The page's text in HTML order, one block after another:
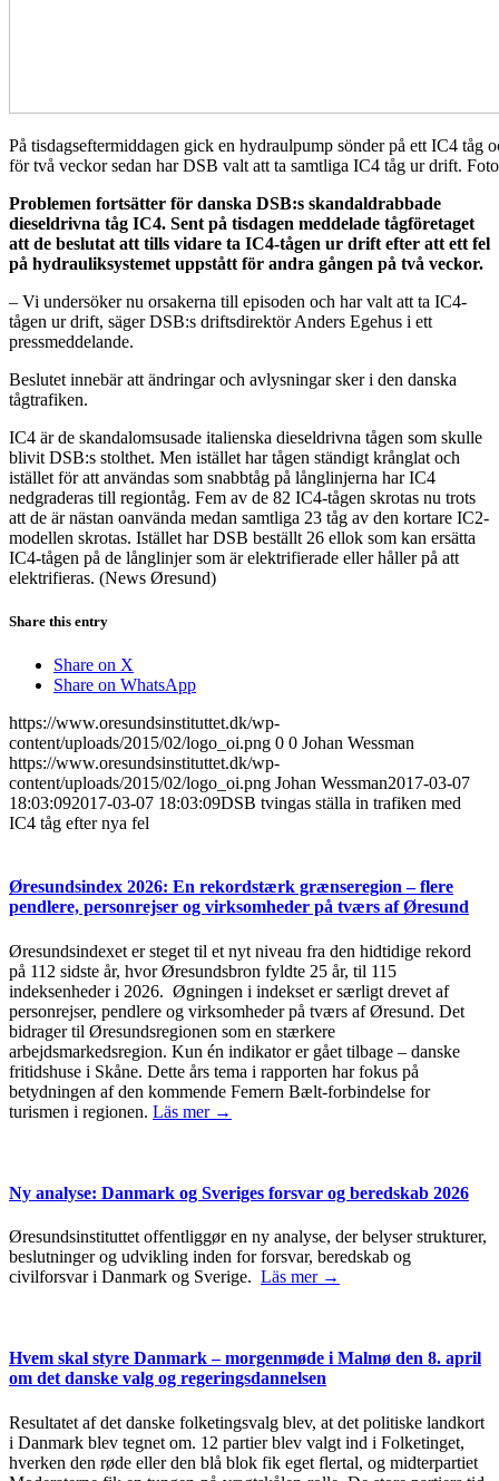
På tisdagseftermiddagen gick en hydraulpump sönder på ett IC4 tåg
för två veckor sedan har DSB valt att ta samtliga IC4 tåg ur drift.
Problemen fortsätter för danska DSB:s skandaldrabbade
dieseldrivna tåg IC4. Sent på tisdagen meddelade tågföretaget
att de beslutat att tills vidare ta IC4-tågen ur drift efter att ett fel
på hydrauliksystemet uppstått för andra gången på två veckor.
– Vi undersöker nu orsakerna till episoden och har valt att ta IC4-
tågen ur drift, säger DSB:s driftsdirektör Anders Egehus i ett
pressmeddelande.
Beslutet innebär att ändringar och avlysningar sker i den danska
tågtrafiken.
IC4 är de skandalomsusade italienska dieseldrivna tågen som skulle
blivit DSB:s stolthet. Men istället har tågen ständigt krånglat och
istället för att användas som snabbtåg på långlinjerna har IC4
nedgraderas till regiontåg. Fem av de 82 IC4-tågen skrotas nu trots
att de är nästan oanvända medan samtliga 23 tåg av den kortare IC2-
modellen skrotas. Istället har DSB beställt 26 ellok som kan ersätta
IC4-tågen på de långlinjer som är elektrifierade eller håller på att
elektrifieras. (News Øresund)
Share this entry
Share on X
Share on WhatsApp
https://www.oresundsinstituttet.dk/wp-
content/uploads/2015/02/logo_oi.png 0 0 Johan Wessman
https://www.oresundsinstituttet.dk/wp-
content/uploads/2015/02/logo_oi.png Johan Wessman2017-03-07
18:03:092017-03-07 18:03:09DSB tvingas ställa in trafiken med
IC4 tåg efter nya fel
Øresundsindex 2026: En rekordstærk grænseregion – flere
pendlere, personrejser og virksomheder på tværs af Øresund
Øresundsindexet er steget til et nyt niveau fra den hidtidige rekord
på 112 sidste år, hvor Øresundsbron fyldte 25 år, til 115
indeksenheder i 2026. Øgningen i indekset er særligt drevet af
personrejser, pendlere og virksomheder på tværs af Øresund. Det
bidrager til Øresundsregionen som en stærkere
arbejdsmarkedsregion. Kun én indikator er gået tilbage – danske
fritidshuse i Skåne. Dette års tema i rapporten har fokus på
betydningen af den kommende Femern Bælt-forbindelse for
turismen i regionen. Läs mer →
Ny analyse: Danmark og Sveriges forsvar og beredskab 2026
Øresundsinstituttet offentliggør en ny analyse, der belyser strukturer,
beslutninger og udvikling inden for forsvar, beredskab og
civilforsvar i Danmark og Sverige. Läs mer →
Hvem skal styre Danmark – morgenmøde i Malmø den 8. april
om det danske valg og regeringsdannelsen
Resultatet af det danske folketingsvalg blev, at det politiske landkort
i Danmark blev tegnet om. 12 partier blev valgt ind i Folketinget,
hverken den røde eller den blå blok fik eget flertal, og midterpartiet